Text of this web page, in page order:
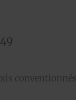
conventionnés